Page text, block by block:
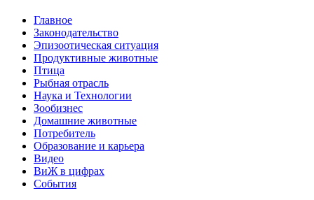
Главное
Законодательство
Эпизоотическая ситуация
Продуктивные животные
Птица
Рыбная отрасль
Наука и Технологии
Зообизнес
Домашние животные
Потребитель
Образование и карьера
Видео
ВиЖ в цифрах
События